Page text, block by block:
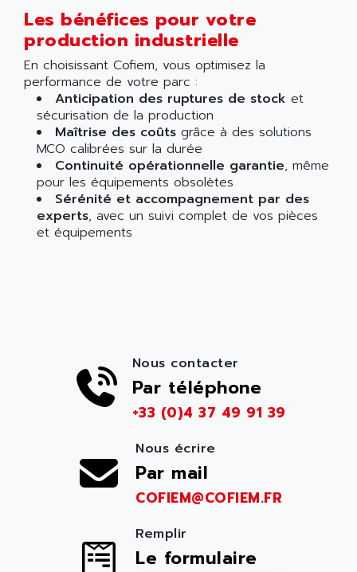
Les bénéfices pour votre
production industrielle
En choisissant Cofiem, vous optimisez la
performance de votre parc :
Anticipation des ruptures de stock et
sécurisation de la production
Maîtrise des coûts grâce à des solutions
MCO calibrées sur la durée
Continuité opérationnelle garantie, même
pour les équipements obsolètes
Sérénité et accompagnement par des
experts, avec un suivi complet de vos pièces
et équipements
Nous contacter
Par téléphone
+33 (0)4 37 49 91 39
Nous écrire
Par mail
COFIEM@COFIEM.FR
Remplir
Le formulaire